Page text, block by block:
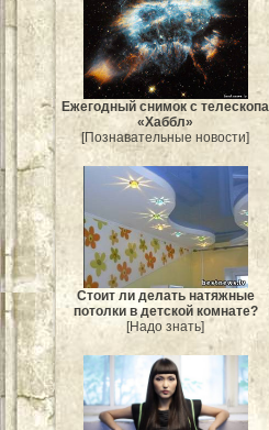
Ежегодный снимок с телескопа
«Хаббл»
[Познавательные новости]
Стоит ли делать натяжные
потолки в детской комнате?
[Надо знать]